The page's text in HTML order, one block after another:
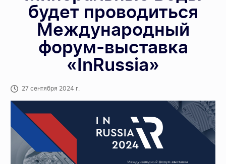
будет проводиться
Международный
форум-выставка
«InRussia»
27 сентября 2024 г.